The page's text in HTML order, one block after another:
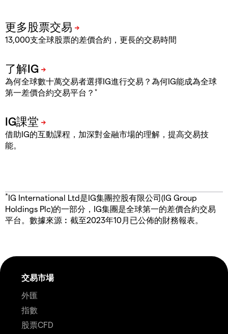
13,000支全球股票的差價合約，更長的交易時間
為何全球數十萬交易者選擇IG進行交易？為何IG能成為全球
第一差價合約交易平台？ *
借助IG的互動課程，加深對金融市場的理解，提高交易技
能。
*IG International Ltd是IG集團控股有限公司(IG Group
Holdings Plc)的一部分，IG集團是全球第一的差價合約交易
平台。數據來源︰截至2023年10月已公佈的財務報表。
交易市場
外匯
指數
股票CFD